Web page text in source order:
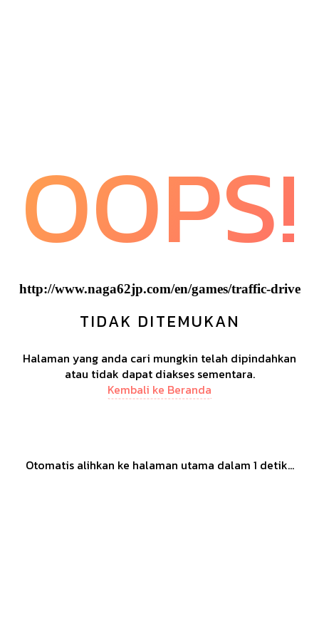
OOPS!
http://www.naga62jp.com/en/games/traffic-drive
TIDAK DITEMUKAN
Halaman yang anda cari mungkin telah dipindahkan
atau tidak dapat diakses sementara.
Kembali ke Beranda
Otomatis alihkan ke halaman utama dalam 1 detik...